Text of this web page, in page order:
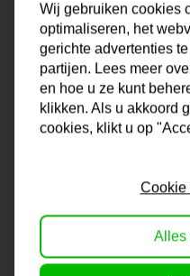
Hierdoor ben je verzekerd
een professionele
Waarom
Ruim assortiment
Zakelijke offertes op maat
Betrouwbare
Wij gebruiken cookies
optimaliseren, het
gerichte advertenties
partijen. Lees meer
en hoe u ze kunt
klikken. Als u akkoord
cookies, klikt u op
Cookie
Alles